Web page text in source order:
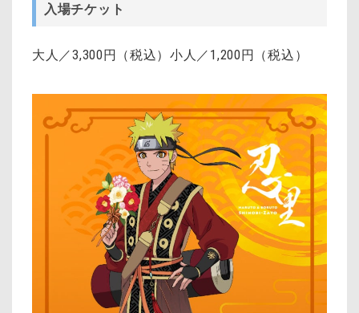
入場チケット
大人／3,300円（税込）小人／1,200円（税込）